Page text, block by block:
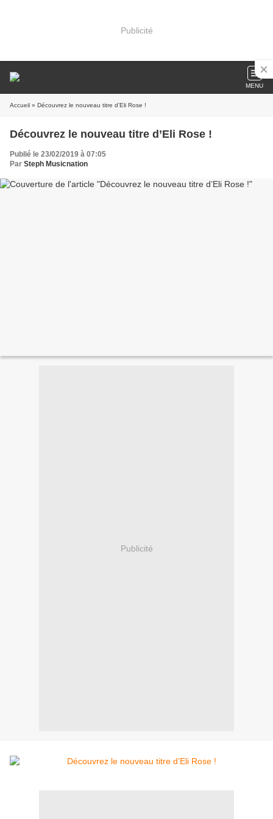
Publicité
MENU
Accueil » Découvrez le nouveau titre d’Eli Rose !
Découvrez le nouveau titre d’Eli Rose !
Publié le 23/02/2019 à 07:05
Par Steph Musicnation
Publicité